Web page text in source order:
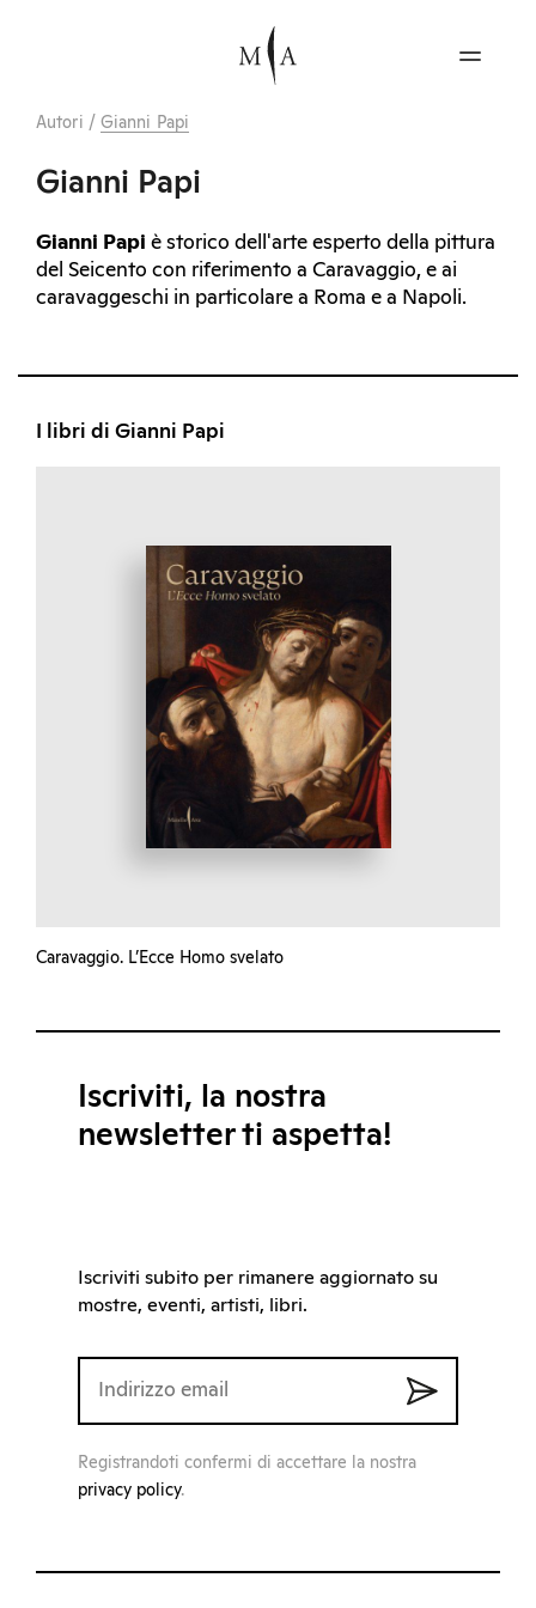
Autori / Gianni Papi
Gianni Papi
Gianni Papi è storico dell'arte esperto della pittura
del Seicento con riferimento a Caravaggio, e ai
caravaggeschi in particolare a Roma e a Napoli.
I libri di Gianni Papi
Caravaggio. L’Ecce Homo svelato
Iscriviti, la nostra
newsletter ti aspetta!
Iscriviti subito per rimanere aggiornato su
mostre, eventi, artisti, libri.
Registrandoti confermi di accettare la nostra
privacy policy.